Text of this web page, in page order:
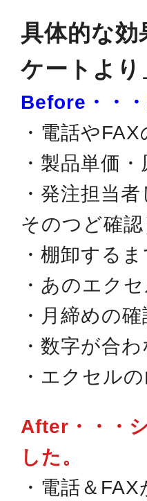
具体的な
ケートより
Before・・
・電話や
・製品単価
・発注担当
そのつど確認
・棚卸する
・あのエク
・月締めの
・数字が合わ
・エクセル
After・・・
した。
・ 電話＆FAX